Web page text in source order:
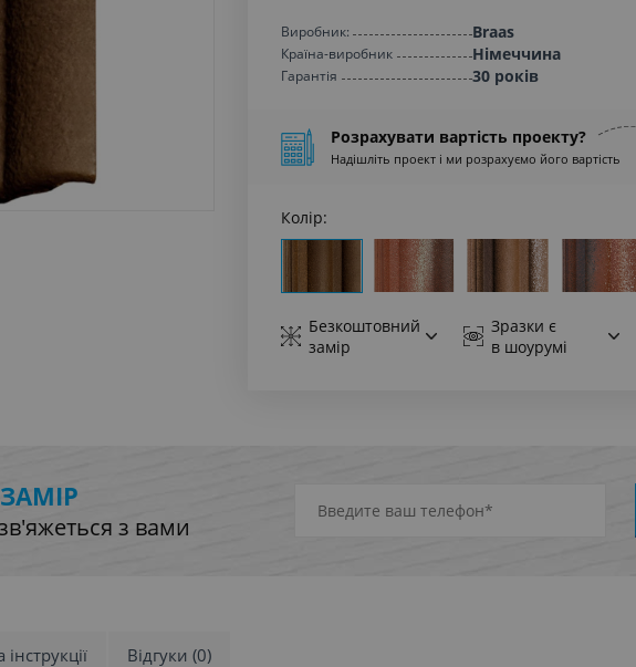
Виробник: Braas
Країна-виробник Німеччина
Гарантiя 30 років
Розрахувати вартість проекту?
Надішліть проект і ми розрахуємо його вартість
Колір:
Безкоштовний
замір
Зразки є
в шоурумі
з вами
Відгуки (0)